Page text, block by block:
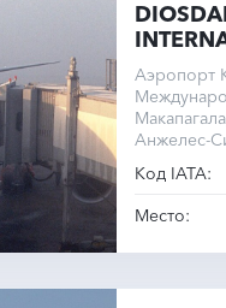
Аэропорт
Анжелес-
полосы
Код IATA:
Место: